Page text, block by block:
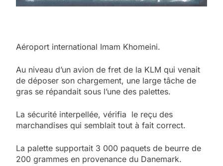
Aéroport international Imam Khomeini.
Au niveau d’un avion de fret de la KLM qui venait
de déposer son chargement, une large tâche de
gras se répandait sous l’une des palettes.
La sécurité interpellée, vérifia le reçu des
marchandises qui semblait tout à fait correct.
La palette supportait 3 000 paquets de beurre de
200 grammes en provenance du Danemark.